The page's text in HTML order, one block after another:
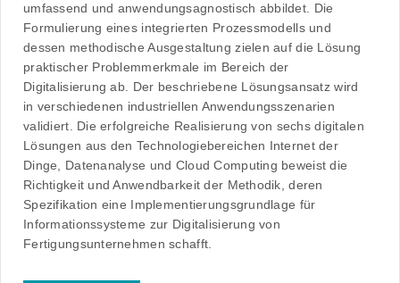
umfassend und anwendungsagnostisch abbildet. Die
Formulierung eines integrierten Prozessmodells und
dessen methodische Ausgestaltung zielen auf die Lösung
praktischer Problemmerkmale im Bereich der
Digitalisierung ab. Der beschriebene Lösungsansatz wird
in verschiedenen industriellen Anwendungsszenarien
validiert. Die erfolgreiche Realisierung von sechs digitalen
Lösungen aus den Technologiebereichen Internet der
Dinge, Datenanalyse und Cloud Computing beweist die
Richtigkeit und Anwendbarkeit der Methodik, deren
Spezifikation eine Implementierungsgrundlage für
Informationssysteme zur Digitalisierung von
Fertigungsunternehmen schafft.